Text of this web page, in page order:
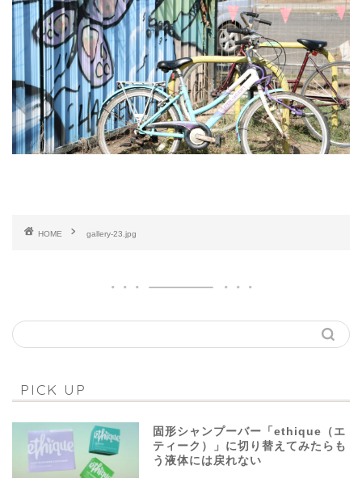
HOME gallery-23.jpg
PICK UP
固形シャンプーバー「ethique（エ
ティーク）」に切り替えてみたらも
う液体には戻れない